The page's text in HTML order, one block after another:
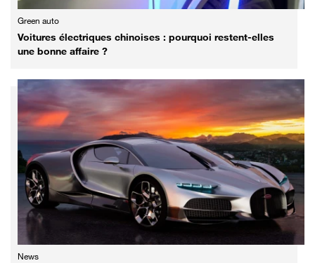
Green auto
Voitures électriques chinoises : pourquoi restent-elles
une bonne affaire ?
News